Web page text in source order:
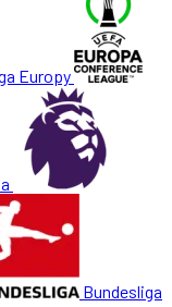
Europy
Bundesliga